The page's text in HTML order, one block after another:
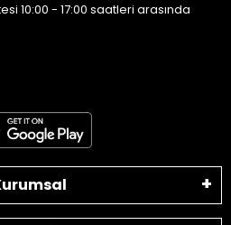
10:00 - 17:00 saatleri arasında